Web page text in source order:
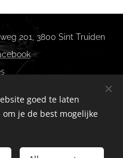
201, 3800 Sint Truiden
Français
goed te laten
je de best mogelijke